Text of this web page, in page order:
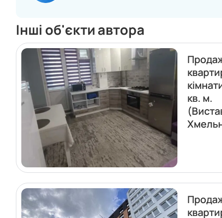
Інші об'єкти автора
кв. м.